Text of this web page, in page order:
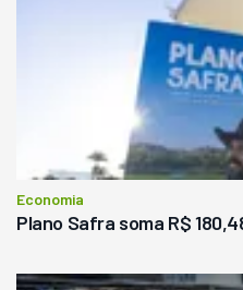
Economia
Plano Safra soma R$